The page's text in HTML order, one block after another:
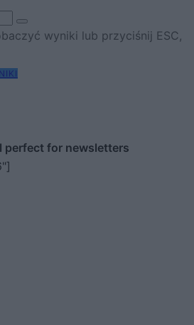
wyniki lub przyciśnij ESC,
perfect for newsletters